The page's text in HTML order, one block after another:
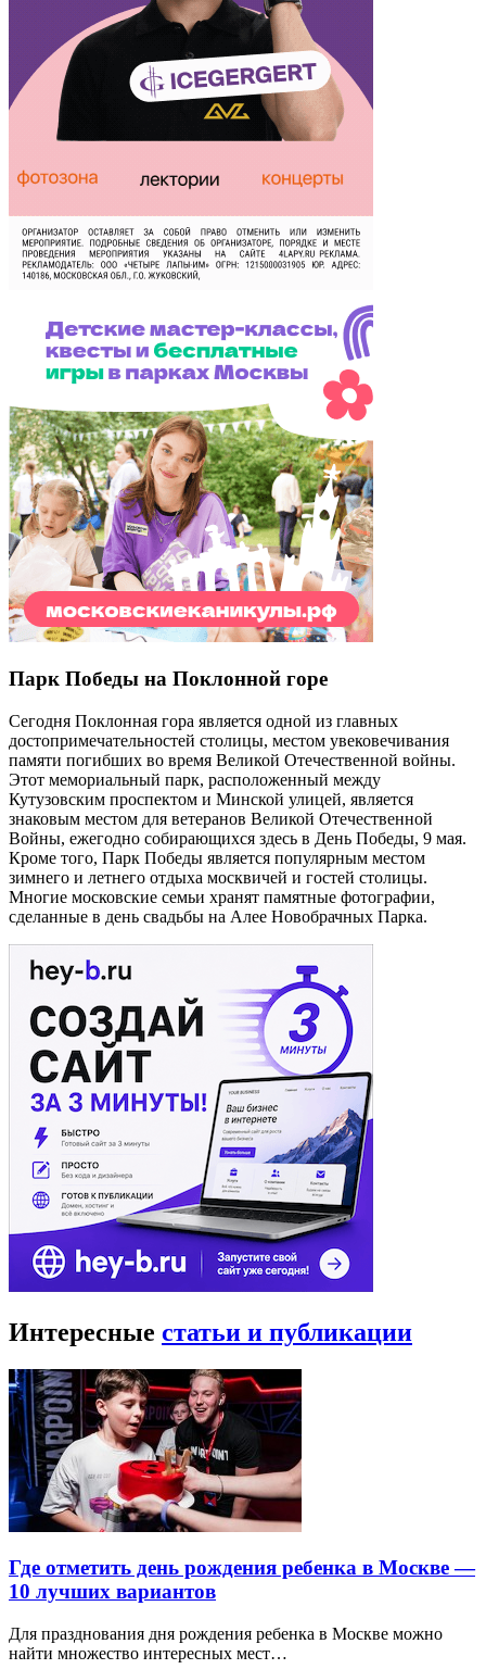
Парк Победы на Поклонной горе
Сегодня Поклонная гора является одной из главных
достопримечательностей столицы, местом увековечивания
памяти погибших во время Великой Отечественной войны.
Этот мемориальный парк, расположенный между
Кутузовским проспектом и Минской улицей, является
знаковым местом для ветеранов Великой Отечественной
Войны, ежегодно собирающихся здесь в День Победы, 9 мая.
Кроме того, Парк Победы является популярным местом
зимнего и летнего отдыха москвичей и гостей столицы.
Многие московские семьи хранят памятные фотографии,
сделанные в день свадьбы на Алее Новобрачных Парка.
Интересные статьи и публикации
Где отметить день рождения ребенка в Москве —
10 лучших вариантов
Для празднования дня рождения ребенка в Москве можно
найти множество интересных мест…